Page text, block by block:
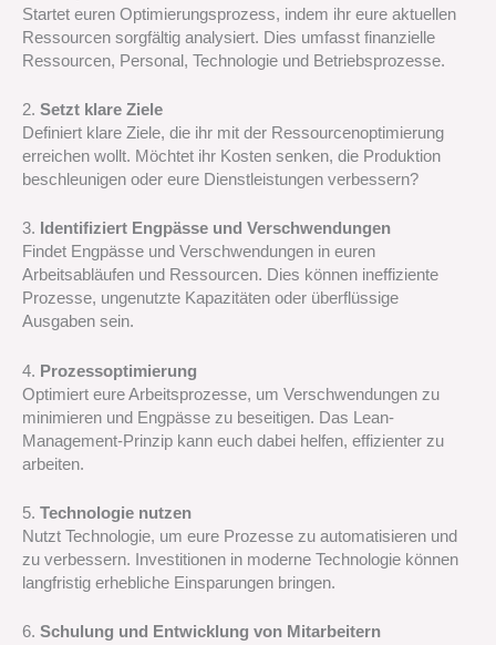
Startet euren Optimierungsprozess, indem ihr eure aktuellen
Ressourcen sorgfältig analysiert. Dies umfasst finanzielle
Ressourcen, Personal, Technologie und Betriebsprozesse.
2. Setzt klare Ziele
Definiert klare Ziele, die ihr mit der Ressourcenoptimierung
erreichen wollt. Möchtet ihr Kosten senken, die Produktion
beschleunigen oder eure Dienstleistungen verbessern?
3. Identifiziert Engpässe und Verschwendungen
Findet Engpässe und Verschwendungen in euren
Arbeitsabläufen und Ressourcen. Dies können ineffiziente
Prozesse, ungenutzte Kapazitäten oder überflüssige
Ausgaben sein.
4. Prozessoptimierung
Optimiert eure Arbeitsprozesse, um Verschwendungen zu
minimieren und Engpässe zu beseitigen. Das Lean-
Management-Prinzip kann euch dabei helfen, effizienter zu
arbeiten.
5. Technologie nutzen
Nutzt Technologie, um eure Prozesse zu automatisieren und
zu verbessern. Investitionen in moderne Technologie können
langfristig erhebliche Einsparungen bringen.
6. Schulung und Entwicklung von Mitarbeitern